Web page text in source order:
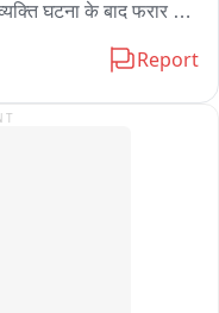
पुलिस जवान सुरक्षा के
द्वारा सुगंध से दर्शन कर रहे
घटना के बाद फरार
का प्रदर्शन जारीReport